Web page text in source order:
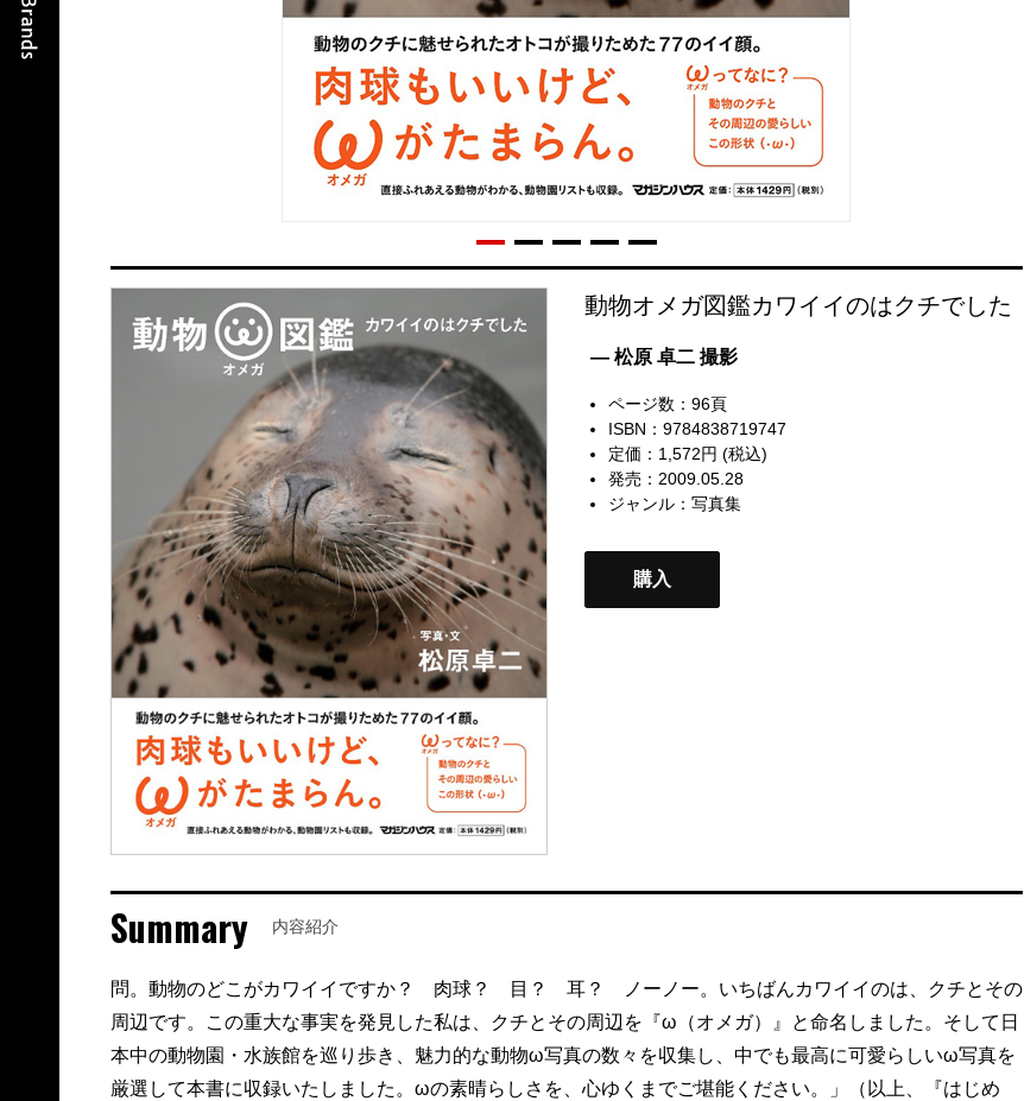
動物オメガ図鑑カワイイのはクチでした
— 松原 卓二 撮影
ページ数：96頁
ISBN：9784838719747
定価：1,572円 (税込)
発売：2009.05.28
ジャンル： 写真集
購入
Summary 内容紹介
問。動物のどこがカワイイですか？ 肉球？ 目？ 耳？ ノーノー。いちばんカワイイのは、クチとその
周辺です。この重大な事実を発見した私は、クチとその周辺を『ω（オメガ）』と命名しました。そして日
本中の動物園・水族館を巡り歩き、魅力的な動物ω写真の数々を収集し、中でも最高に可愛らしいω写真を
厳選して本書に収録いたしました。ωの素晴らしさを、心ゆくまでご堪能ください。」（以上、『はじめ